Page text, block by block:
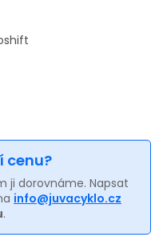
cenu?
ji dorovnáme. Napsat
info@juvacyklo.cz
.